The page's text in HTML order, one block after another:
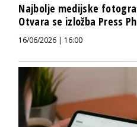
Najbolje medijske
Otvara se izložba Press
16/06/2026 | 16:00